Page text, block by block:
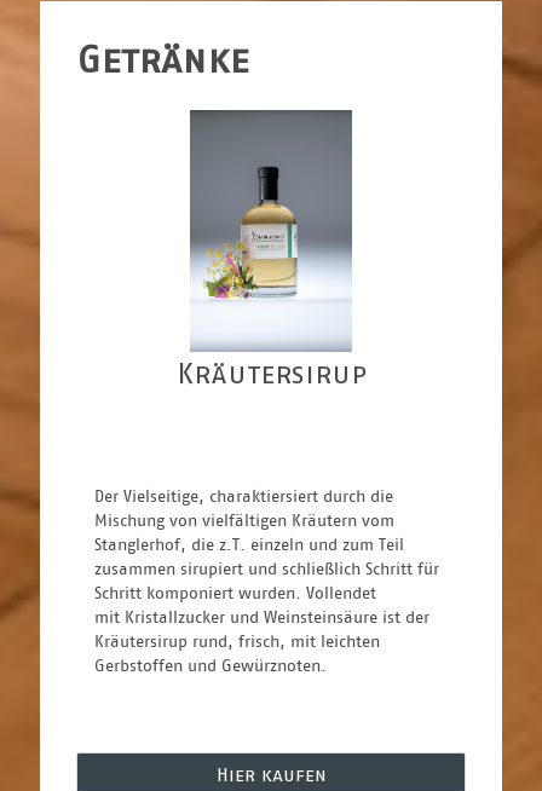
Getränke
Kräutersirup
Der Vielseitige, charaktiersiert durch die
Mischung von vielfältigen Kräutern vom
Stanglerhof, die z.T. einzeln und zum Teil
zusammen sirupiert und schließlich Schritt für
Schritt komponiert wurden. Vollendet
mit Kristallzucker und Weinsteinsäure ist der
Kräutersirup rund, frisch, mit leichten
Gerbstoffen und Gewürznoten.
Hier kaufen